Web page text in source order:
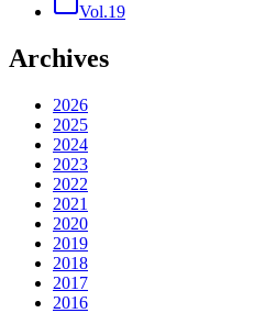
Vol.19
Archives
2026
2025
2024
2023
2022
2021
2020
2019
2018
2017
2016